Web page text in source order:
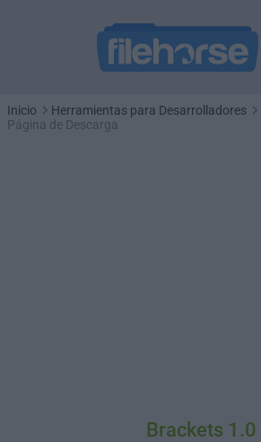
Inicio Herramientas para Desarrolladores
Página de Descarga
Brackets 1.0